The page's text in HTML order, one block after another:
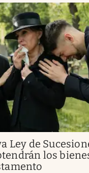
Ley de
los